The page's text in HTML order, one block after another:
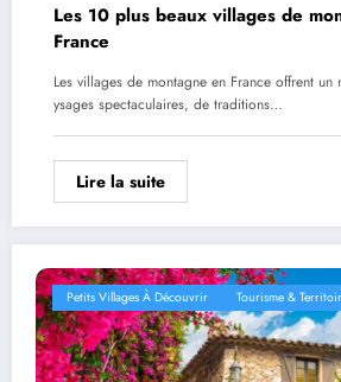
Les 10 plus beaux villages de
France
Les villages de montagne en France offrent
ysages spectaculaires, de traditions…
Lire la suite
Petits Villages À Découvrir Tourisme &